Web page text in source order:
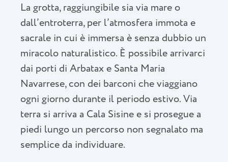
La grotta, raggiungibile sia via mare o
dall’entroterra, per l’atmosfera immota e
sacrale in cui è immersa è senza dubbio un
miracolo naturalistico. È possibile arrivarci
dai porti di Arbatax e Santa Maria
Navarrese, con dei barconi che viaggiano
ogni giorno durante il periodo estivo. Via
terra si arriva a Cala Sisine e si prosegue a
piedi lungo un percorso non segnalato ma
semplice da individuare.